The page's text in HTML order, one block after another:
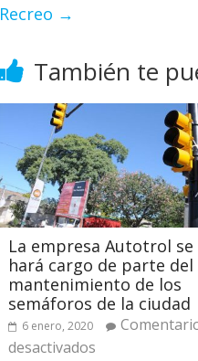
Recreo →
También te
La empresa Autotrol se
hará cargo de parte del
mantenimiento de los
semáforos de la ciudad
6 enero, 2020
desactivados